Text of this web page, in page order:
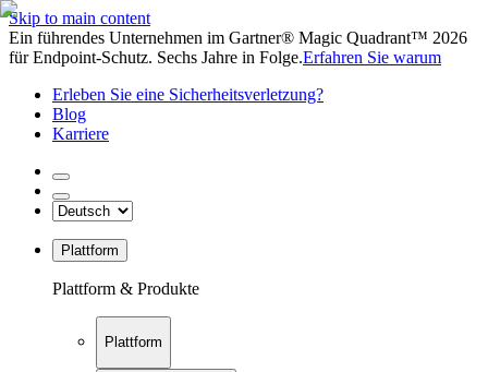
Skip to main content
Ein führendes Unternehmen im Gartner® Magic Quadrant™ 2026
für Endpoint-Schutz. Sechs Jahre in Folge.Erfahren Sie warum
Erleben Sie eine Sicherheitsverletzung?
Blog
Karriere
Plattform
Plattform & Produkte
Plattform